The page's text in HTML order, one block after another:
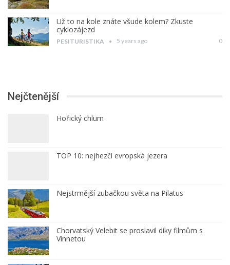
Už to na kole znáte všude kolem? Zkuste
cyklozájezd
PESITURISTIKA 5 years ago 0
Nejčtenější
Hořický chlum
TOP 10: nejhezčí evropská jezera
Nejstrmější zubačkou světa na Pilatus
Chorvatský Velebit se proslavil díky filmům s
Vinnetou